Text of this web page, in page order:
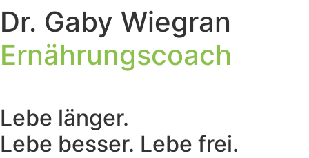
Zum
Inhalt
springen
Dr. Gaby Wiegran
Ernährungscoach
Lebe länger.
Lebe besser. Lebe frei.